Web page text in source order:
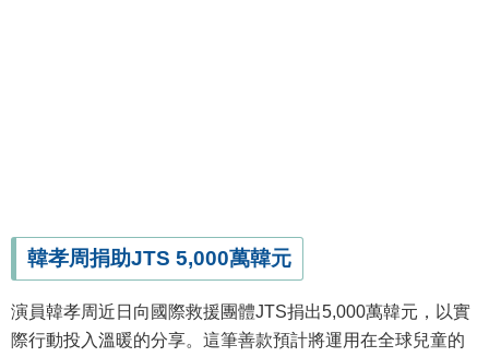
韓孝周捐助JTS 5,000萬韓元
演員韓孝周近日向國際救援團體JTS捐出5,000萬韓元，以實
際行動投入溫暖的分享。這筆善款預計將運用在全球兒童的